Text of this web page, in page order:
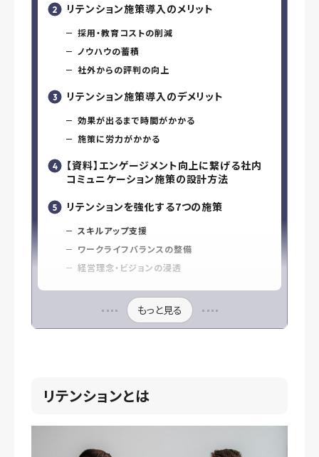
リテンション施策導入のメリット
採用・教育コストの削減
ノウハウの蓄積
社外からの評判の向上
リテンション施策導入のデメリット
効果が出るまで時間がかかる
施策に労力がかかる
【資料】エンゲージメント向上に繋げる社内
コミュニケーション施策の設計方法
リテンションを強化する7つの施策
スキルアップ支援
ワークライフバランスの整備
経営理念・ビジョンの浸透
もっと見る
リテンションとは